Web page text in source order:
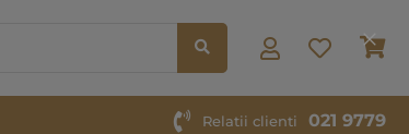
Relatii clienti 021 9779